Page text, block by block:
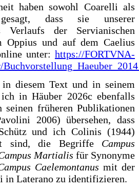
haben sowohl Coarelli als
dass sie unserer
Verlaufs der Servianischen
Oppius und auf dem Caelius
unter: https://FORTVNA-
diesem Text und in seinem
in Häuber 2026c ebenfalls
früheren Publikationen
2006) übersehen, dass
und ich Colinis (1944)
sind, die Begriffe Campus
Martialis für Synonyme
Caelemontanus mit der
in Laterano zu identifizieren.